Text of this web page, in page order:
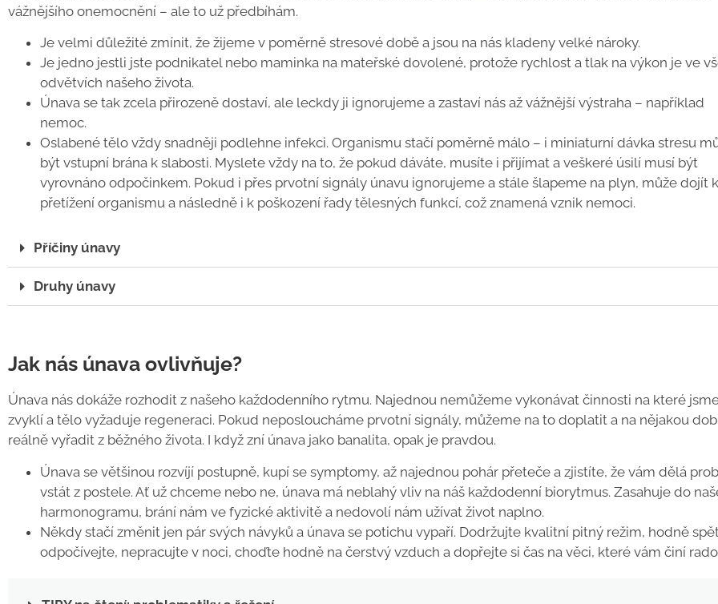
vážnějšího onemocnění – ale to už předbíhám.
Je velmi důležité zmínit, že žijeme v poměrně stresové době a jsou na nás kladeny velké nároky.
Je jedno jestli jste podnikatel nebo maminka na mateřské dovolené, protože rychlost a tlak na výkon je ve
odvětvích našeho života.
Únava se tak zcela přirozeně dostaví, ale leckdy ji ignorujeme a zastaví nás až vážnější výstraha – například
nemoc.
Oslabené tělo vždy snadněji podlehne infekci. Organismu stačí poměrně málo – i miniaturní dávka stresu
být vstupní brána k slabosti. Myslete vždy na to, že pokud dáváte, musíte i přijímat a veškeré úsilí musí být
vyrovnáno odpočinkem. Pokud i přes prvotní signály únavu ignorujeme a stále šlapeme na plyn, může dojít k
přetížení organismu a následně i k poškození řady tělesných funkcí, což znamená vznik nemoci.
Příčiny únavy
Druhy únavy
Jak nás únava ovlivňuje?
Únava nás dokáže rozhodit z našeho každodenního rytmu. Najednou nemůžeme vykonávat činnosti na které
zvyklí a tělo vyžaduje regeneraci. Pokud neposloucháme prvotní signály, můžeme na to doplatit a na nějakou
reálně vyřadit z běžného života. I když zní únava jako banalita, opak je pravdou.
Únava se většinou rozvíjí postupně, kupí se symptomy, až najednou pohár přeteče a zjistíte, že vám dělá
vstát z postele. Ať už chceme nebo ne, únava má neblahý vliv na náš každodenní biorytmus. Zasahuje do
harmonogramu, brání nám ve fyzické aktivitě a nedovolí nám užívat život naplno.
Někdy stačí změnit jen pár svých návyků a únava se potichu vypaří. Dodržujte kvalitní pitný režim, hodně
odpočívejte, nepracujte v noci, choďte hodně na čerstvý vzduch a dopřejte si čas na věci, které vám činí